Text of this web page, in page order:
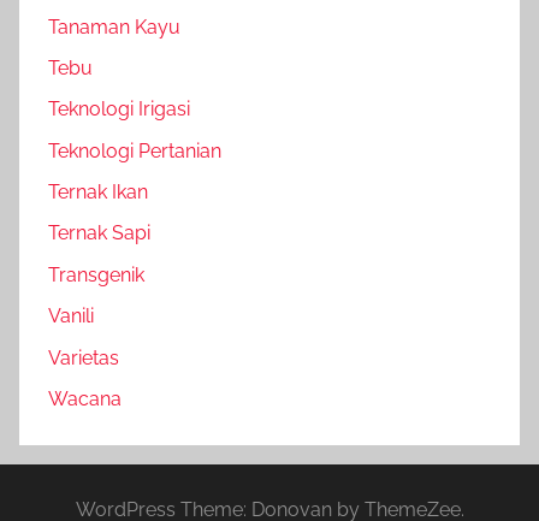
Tanaman Kayu
Tebu
Teknologi Irigasi
Teknologi Pertanian
Ternak Ikan
Ternak Sapi
Transgenik
Vanili
Varietas
Wacana
WordPress Theme: Donovan by ThemeZee.